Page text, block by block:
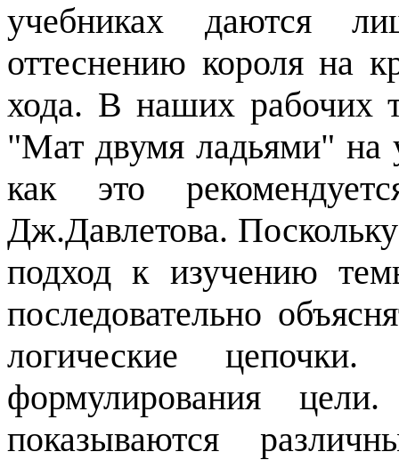
учебниках даются
оттеснению короля на
хода. В наших рабочих
"Мат двумя ладьями" на
как это
Дж.Давлетова.
подход к изучению
последовательно
логические
формулирования
показываются